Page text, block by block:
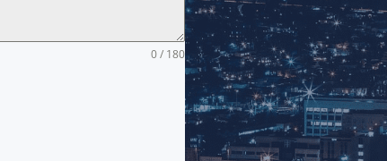
0 / 180